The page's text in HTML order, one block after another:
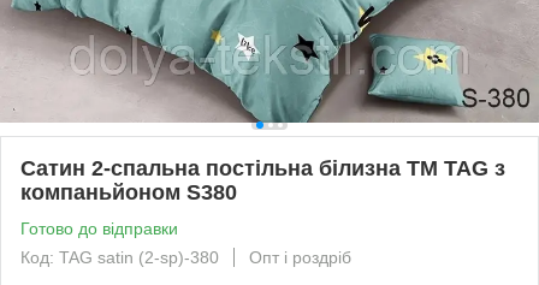
Сатин 2-спальна постільна білизна ТМ TAG з
компаньйоном S380
Готово до відправки
Код: TAG satin (2-sp)-380
Опт і роздріб